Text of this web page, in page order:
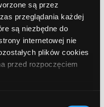
są przez
przeglądania każdej
są niezbędne do
internetowej nie
plików cookies
przed rozpoczęciem
Kościuszki 6